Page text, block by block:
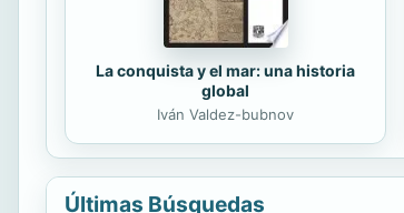
La conquista y el mar: una historia
global
Iván Valdez-bubnov
Últimas Búsquedas